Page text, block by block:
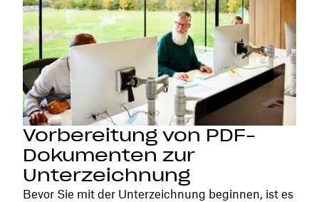
Vorbereitung von PDF-
Dokumenten zur
Unterzeichnung
Bevor Sie mit der Unterzeichnung beginnen, ist es